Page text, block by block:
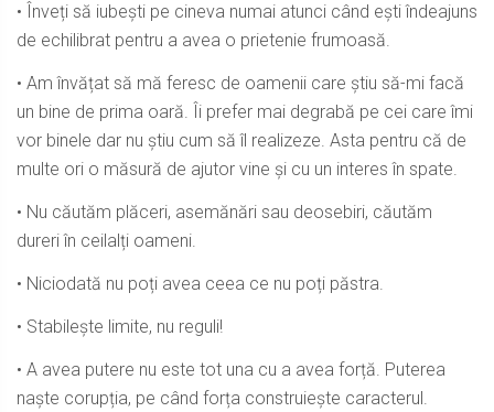
• Înveți să iubești pe cineva numai atunci când ești îndeajuns
de echilibrat pentru a avea o prietenie frumoasă.
• Am învățat să mă feresc de oamenii care știu să-mi facă
un bine de prima oară. Îi prefer mai degrabă pe cei care îmi
vor binele dar nu știu cum să îl realizeze. Asta pentru că de
multe ori o măsură de ajutor vine și cu un interes în spate.
• Nu căutăm plăceri, asemănări sau deosebiri, căutăm
dureri în ceilalți oameni.
• Niciodată nu poți avea ceea ce nu poți păstra.
• Stabilește limite, nu reguli!
• A avea putere nu este tot una cu a avea forță. Puterea
naște corupția, pe când forța construiește caracterul.